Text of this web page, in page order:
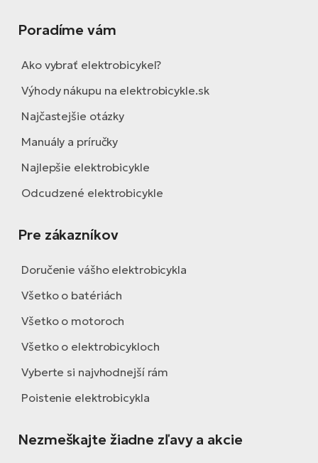
Poradíme vám
Ako vybrať elektrobicykel?
Výhody nákupu na elektrobicykle.sk
Najčastejšie otázky
Manuály a príručky
Najlepšie elektrobicykle
Odcudzené elektrobicykle
Pre zákazníkov
Doručenie vášho elektrobicykla
Všetko o batériách
Všetko o motoroch
Všetko o elektrobicykloch
Vyberte si najvhodnejší rám
Poistenie elektrobicykla
Nezmeškajte žiadne zľavy a akcie